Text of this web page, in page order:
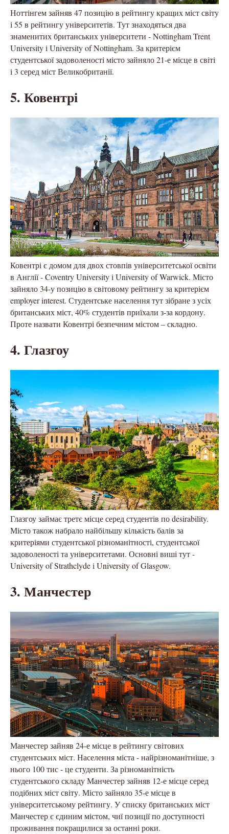
Ноттінгем зайняв 47 позицію в рейтингу кращих міст світу
і 55 в рейтингу університетів. Тут знаходяться два
знаменитих британських університети - Nottingham Trent
University і University of Nottingham. За критерієм
студентської задоволеності місто зайняло 21-е місце в світі
і 3 серед міст Великобританії.
5. Ковентрі
Ковентрі є домом для двох стовпів університетської освіти
в Англії - Coventry University і University of Warwick. Місто
зайняло 34-у позицію в світовому рейтингу за критерієм
employer interest. Студентське населення тут зібране з усіх
британських міст, 40% студентів приїхали з-за кордону.
Проте назвати Ковентрі безпечним містом – складно.
4. Глазгоу
Глазгоу займає третє місце серед студентів по desirability.
Місто також набрало найбільшу кількість балів за
критеріями студентської різноманітності, студентської
задоволеності та університетами. Основні виші тут -
University of Strathclyde і University of Glasgow.
3. Манчестер
Манчестер зайняв 24-е місце в рейтингу світових
студентських міст. Населення міста - найрізноманітніше, з
нього 100 тис - це студенти. За різноманітність
студентського складу Манчестер зайняв 12-е місце серед
подібних міст світу. Місто зайняло 35-е місце в
університетському рейтингу. У списку британських міст
Манчестер є єдиним містом, чиї позиції по доступності
проживання покращилися за останні роки.